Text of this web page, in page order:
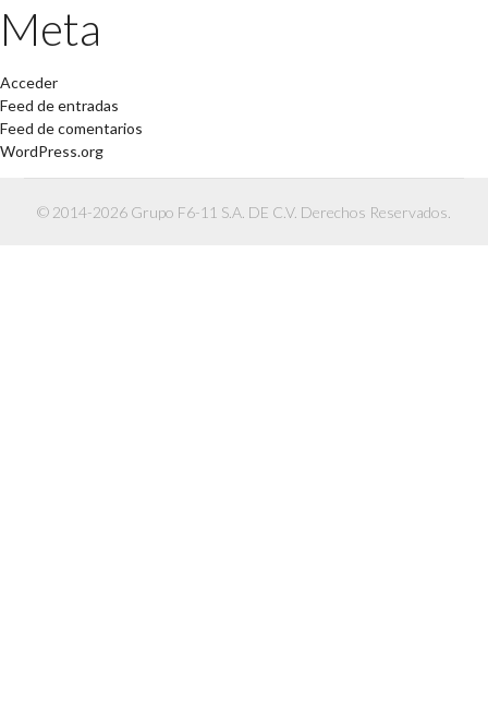
Meta
Acceder
Feed de entradas
Feed de comentarios
WordPress.org
© 2014-2026 Grupo F6-11 S.A. DE C.V. Derechos Reservados.